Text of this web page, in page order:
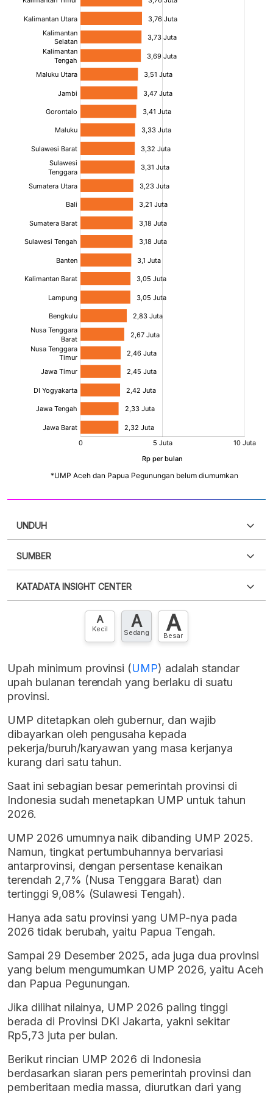
UNDUH
XLS
SUMBER
punya akun?Silakan Daftar sekarang
KATADATA INSIGHT CENTER
Hubungi sekarang »
A
Kecil A
Sedang A
Besar
Upah minimum provinsi (UMP) adalah standar
upah bulanan terendah yang berlaku di suatu
provinsi.
UMP ditetapkan oleh gubernur, dan wajib
dibayarkan oleh pengusaha kepada
pekerja/buruh/karyawan yang masa kerjanya
kurang dari satu tahun.
Saat ini sebagian besar pemerintah provinsi di
Indonesia sudah menetapkan UMP untuk tahun
2026.
UMP 2026 umumnya naik dibanding UMP 2025.
Namun, tingkat pertumbuhannya bervariasi
antarprovinsi, dengan persentase kenaikan
terendah 2,7% (Nusa Tenggara Barat) dan
tertinggi 9,08% (Sulawesi Tengah).
Hanya ada satu provinsi yang UMP-nya pada
2026 tidak berubah, yaitu Papua Tengah.
Sampai 29 Desember 2025, ada juga dua provinsi
yang belum mengumumkan UMP 2026, yaitu Aceh
dan Papua Pegunungan.
Jika dilihat nilainya, UMP 2026 paling tinggi
berada di Provinsi DKI Jakarta, yakni sekitar
Rp5,73 juta per bulan.
Berikut rincian UMP 2026 di Indonesia
berdasarkan siaran pers pemerintah provinsi dan
pemberitaan media massa, diurutkan dari yang